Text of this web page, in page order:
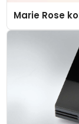
Marie Rose